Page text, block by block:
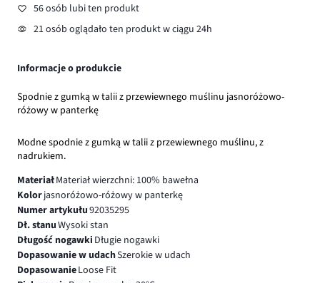
56 osób lubi ten produkt
21 osób oglądało ten produkt w ciągu 24h
Informacje o produkcie
Spodnie z gumką w talii z przewiewnego muślinu jasnoróżowo-
różowy w panterkę
Modne spodnie z gumką w talii z przewiewnego muślinu, z
nadrukiem.
MateriałMateriał wierzchni: 100% bawełna
Kolorjasnoróżowo-różowy w panterkę
Numer artykułu92035295
Dł. stanuWysoki stan
Długość nogawki Długie nogawki
Dopasowanie w udachSzerokie w udach
DopasowanieLoose Fit